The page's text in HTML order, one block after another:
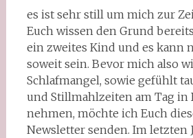
es ist sehr still um mich zur
Euch wissen den Grund
ein zweites Kind und es kann
soweit sein. Bevor mich also
Schlafmangel, sowie gefühlt
und Stillmahlzeiten am Tag in
nehmen, möchte ich Euch
Newsletter senden. Im letzten